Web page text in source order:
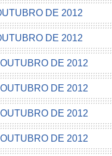
DE 2012
DE 2012
DE 2012
DE 2012
DE 2012
DE 2012